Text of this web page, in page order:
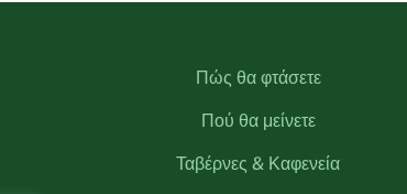
Πώς θα φτάσετε
Πού θα μείνετε
Ταβέρνες & Καφενεία